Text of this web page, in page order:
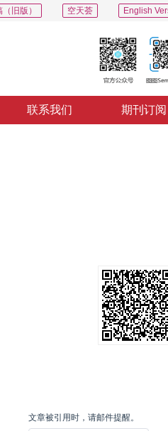
English
空天荟
旧版）
联系我们 期刊订阅
文章被引用时，请邮件提醒。